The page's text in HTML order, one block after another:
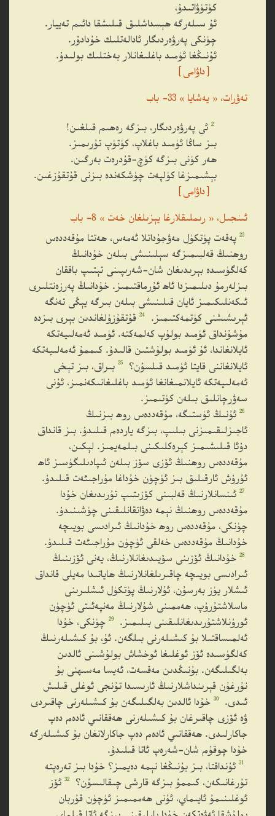
كۈتۈۋاتىدۇ،
ئۇ سىلەرگە ھېسداشلىق قىلىشقا دائىم تەييار.
چۈنكى پەرۋەردىگار ئادالەتلىك خۇدادۇر.
ئۇنىڭغا ئۈمىد باغلىغانلار بەختلىك بولىدۇ.
［داۋامى］
تەۋرات، « يەشايا » 33- باب
2 ئى پەرۋەردىگار، بىزگە رەھىم قىلغىن!
بىز ساڭا ئۈمىد باغلاپ، كۈتۈپ تۇرىمىز.
ھەر كۈنى بىزگە كۈچ-قۇدرەت بەرگىن.
بېشىمىزغا كۈلپەت چۈشكەندە بىزنى قۇتقۇزغىن.
［داۋامى］
ئىنجىل، « رىملىقلارغا يېزىلغان خەت » 8- باب
23 پەقەت پۈتكۈل مەۋجۇداتلا ئەمەس، ھەتتا مۇقەددەس
روھنىڭ قەلبىمىزگە سېلىنىشى بىلەن خۇدانىڭ
كەلگۈسىدە بېرىدىغان شان-شەرىپىنى تېتىپ باققان
بىزلەرمۇ دىلىمىزدا ئاھ ئۇرماقتىمىز. خۇدانىڭ پەرزەنتلىرى
ئىكەنلىكىمىز ئايان قىلىنىشى بىلەن بىرگە يېڭى تەنگە
ئېرىشىشنى كۈتمەكتىمىز.
24 قۇتقۇزۇلغاندىن بېرى بىزدە
مۇشۇنداق ئۈمىد بولۇپ كەلمەكتە. ئۈمىد ئەمەلىيەتكە
ئايلانغاندا، ئۇ ئۈمىد بولۇشتىن قالىدۇ. كىممۇ ئەمەلىيەتكە
ئايلانغاننى قايتا ئۈمىد قىلسۇن؟
25 بىراق، بىز تېخى
ئەمەلىيەتكە ئايلانمىغانغا ئۈمىد باغلىغانىكەنمىز، ئۇنى
سەۋرچانلىق بىلەن كۈتىمىز.
26 ئۇنىڭ ئۈستىگە، مۇقەددەس روھ بىزنىڭ
ئاجىزلىقىمىزنى بىلىپ، بىزگە ياردەم قىلىدۇ. بىز قانداق
دۇئا قىلىشىمىز كېرەكلىكىنى بىلمەيمىز. لېكىن،
مۇقەددەس روھنىڭ ئۆزى سۆز بىلەن ئىپادىلىگۈسىز ئاھ
ئۇرۇش ئارقىلىق بىز ئۈچۈن خۇداغا مۇراجىئەت قىلىدۇ.
27 ئىنسانلارنىڭ قەلبىنى كۆزىتىپ تۇرىدىغان خۇدا
مۇقەددەس روھنىڭ نېمە دەۋاتقانلىقىنى چۈشىنىدۇ.
چۈنكى، مۇقەددەس روھ خۇدانىڭ ئىرادىسى بويىچە
خۇدانىڭ مۇقەددەس خەلقى ئۈچۈن مۇراجىئەت قىلىدۇ.
28 خۇدانىڭ ئۆزىنى سۆيىدىغانلارنىڭ، يەنى ئۆزىنىڭ
ئىرادىسى بويىچە چاقىرىلغانلارنىڭ ھاياتىدا مەيلى قانداق
ئىشلار يۈز بەرسۇن، ئۇلارنىڭ پۈتكۈل ئىشلىرىنى
ماسلاشتۇرۇپ، ھەممىنى شۇلارنىڭ مەنپەئىتى ئۈچۈن
ئورۇنلاشتۇرىدىغانلىقىنى بىلىمىز.
29 چۈنكى، خۇدا
ئەلمىساقتىلا بۇ كىشىلەرنى بىلگەن. ئۇ، بۇ كىشىلەرنىڭ
كەلگۈسىدە ئۆز ئوغلىغا ئوخشاش بولۇشىنى ئالدىن
بەلگىلىگەن. بۇنىڭدىن مەقسەت، ئەيسا مەسىھنى بۇ
نۇرغۇن قېرىنداشلارنىڭ ئارىسىدا تۇنجى ئوغلى قىلىش
ئىدى.
30 خۇدا ئالدىن بەلگىلىگەن بۇ كىشىلەرنى چاقىردى
ۋە ئۆزى چاقىرغان بۇ كىشىلەرنى ھەققانىي ئادەم دەپ
جاكارلىدى. ھەققانىي ئادەم دەپ جاكارلانغان بۇ كىشىلەرگە
خۇدا چوقۇم شان-شەرەپ ئاتا قىلىدۇ.
31 ئۇنداقتا، بىز بۇنىڭغا نېمە دەيمىز؟ خۇدا بىز تەرەپتە
تۇرغانىكەن، كىممۇ بىزگە قارشى چىقالىسۇن؟
32 ئۆز
ئوغلىنىمۇ ئايىماي، ئۇنى ھەممىمىز ئۈچۈن قۇربان